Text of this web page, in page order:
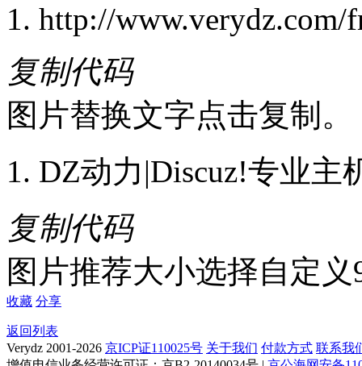
http://www.verydz.com/
复制代码
图片替换文字点击复制。
DZ动力|Discuz!专业主
复制代码
图片推荐大小选择自定
收藏 分享
返回列表
Verydz 2001-2026 京ICP证110025号 关于我们 付款方式 联系我